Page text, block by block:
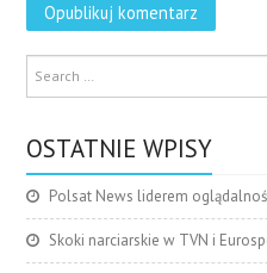
OSTATNIE WPISY
Polsat News liderem
Skoki narciarskie w TVN i